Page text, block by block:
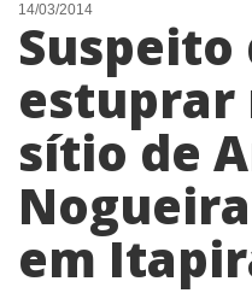
NOTÍCIAS
LISTA DIGITAL
TELEFONES ÚTEIS
CONTATO
ANUNCIE
14/03/2014
Suspeito
estuprar
sítio de
em